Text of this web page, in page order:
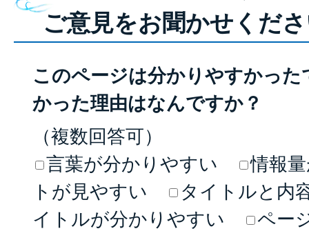
ご意見をお聞かせくだ
このページは分かりやすかっ
かった理由はなんですか？
（複数回答可）
言葉が分かりやすい
情報
トが見やすい
タイトルと内
イトルが分かりやすい
ペー